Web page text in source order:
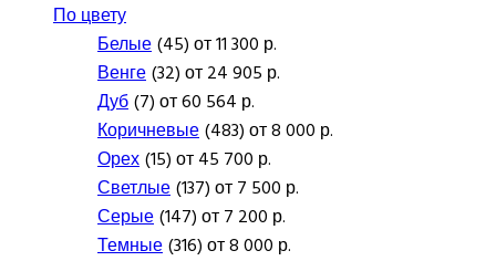
По цвету
Белые(45) от 11 300 р.
Венге(32) от 24 905 р.
Дуб(7) от 60 564 р.
Коричневые(483) от 8 000 р.
Орех(15) от 45 700 р.
Светлые(137) от 7 500 р.
Серые(147) от 7 200 р.
Темные(316) от 8 000 р.